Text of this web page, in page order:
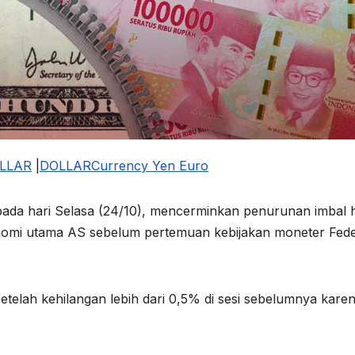
DOLLARCurrency Yen Euro
hari Selasa (24/10), mencerminkan penurunan imbal
utama AS sebelum pertemuan kebijakan moneter
kehilangan lebih dari 0,5% di sesi sebelumnya